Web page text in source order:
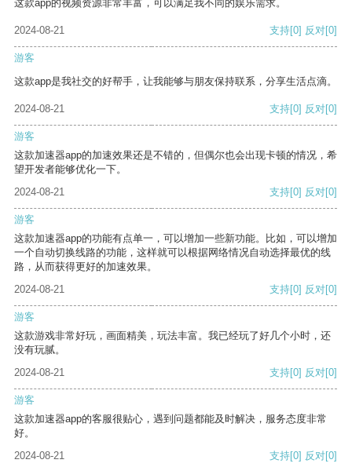
这款app的视频资源非常丰富，可以满足我不同的娱乐需求。
2024-08-21 支持[0] 反对[0]
游客
这款app是我社交的好帮手，让我能够与朋友保持联系，分享生活点滴。
2024-08-21 支持[0] 反对[0]
游客
这款加速器app的加速效果还是不错的，但偶尔也会出现卡顿的情况，希
望开发者能够优化一下。
2024-08-21
支持[0] 反对[0]
游客
这款加速器app的功能有点单一，可以增加一些新功能。比如，可以增加
一个自动切换线路的功能，这样就可以根据网络情况自动选择最优的线
路，从而获得更好的加速效果。
2024-08-21
支持[0] 反对[0]
游客
这款游戏非常好玩，画面精美，玩法丰富。我已经玩了好几个小时，还
没有玩腻。
2024-08-21
支持[0] 反对[0]
游客
这款加速器app的客服很贴心，遇到问题都能及时解决，服务态度非常
好。
2024-08-21
支持[0] 反对[0]